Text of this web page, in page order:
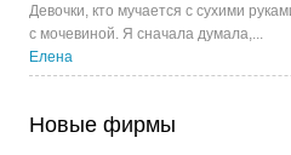
Девочки, кто мучается с сухими
с мочевиной. Я сначала думала,...
Елена
Новые фирмы